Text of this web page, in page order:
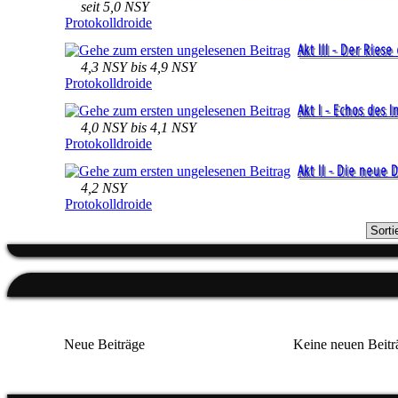
von Millionen von Planeten
seit 5,0 NSY
Protokolldroide
Akt III - Der Riese
4,3 NSY bis 4,9 NSY
Protokolldroide
Akt I - Echos des
4,0 NSY bis 4,1 NSY
Protokolldroide
Akt II - Die neue
4,2 NSY
Protokolldroide
Neue Beiträge Keine neuen